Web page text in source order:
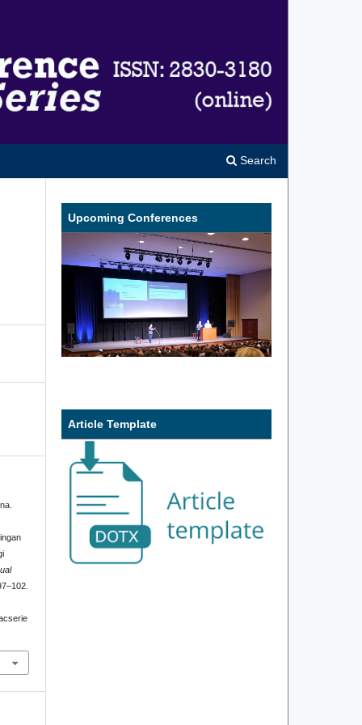
Search
Upcoming Conferences
Article Template